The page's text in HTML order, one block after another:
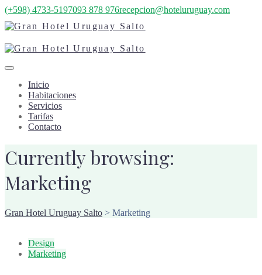
(+598) 4733-5197093 878 976recepcion@hoteluruguay.com
Inicio
Habitaciones
Servicios
Tarifas
Contacto
Currently browsing:
Marketing
Gran Hotel Uruguay Salto > Marketing
Design
Marketing